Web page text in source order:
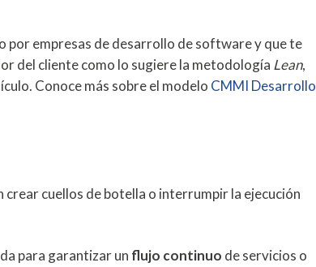
por empresas de desarrollo de software y que te
del cliente como lo sugiere la metodología Lean,
Conoce más sobre el modelo CMMI Desarrollo
cuellos de botella o interrumpir la ejecución
para garantizar un flujo continuo de servicios o